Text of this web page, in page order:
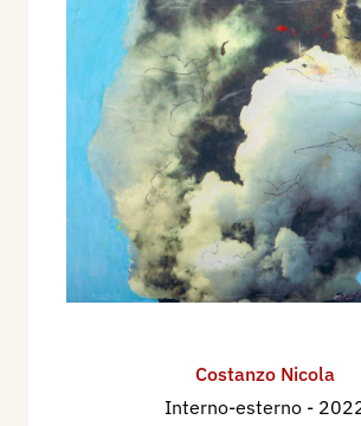
Costanzo Nicola
Interno-esterno -